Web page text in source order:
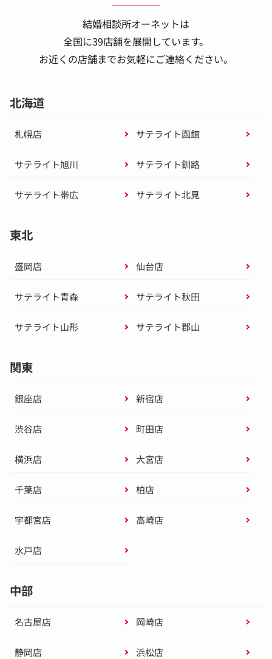
結婚相談所オーネットは
全国に39店舗を展開しています。
お近くの店舗までお気軽にご連絡ください。
北海道
札幌店 サテライト函館
サテライト旭川 サテライト釧路
サテライト帯広 サテライト北見
東北
盛岡店 仙台店
サテライト青森 サテライト秋田
サテライト山形 サテライト郡山
関東
銀座店 新宿店
渋谷店 町田店
横浜店 大宮店
千葉店 柏店
宇都宮店 高崎店
水戸店
中部
名古屋店 岡崎店
静岡店 浜松店